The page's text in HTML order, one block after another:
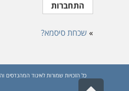
» שכחת סיסמא?